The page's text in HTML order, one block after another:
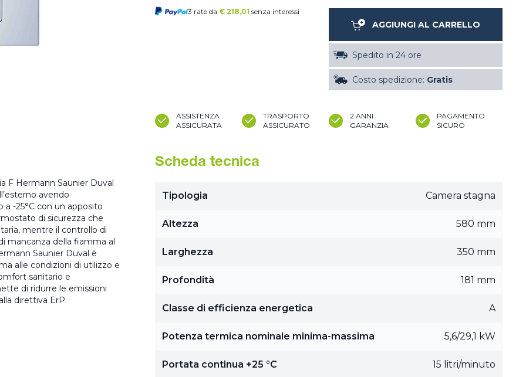
3 rate da € 218,01 senza interessi
AGGIUNGI AL CARRELLO
Spedito in 24 ore
Costo spedizione: Gratis
ASSISTENZA
ASSICURATA
TRASPORTO
ASSICURATO
2 ANNI
GARANZIA
PAGAMENTO
SICURO
F Hermann Saunier Duval
avendo
-25°C con un apposito
di sicurezza che
mentre il controllo di
mancanza della fiamma al
Saunier Duval è
alle condizioni di utilizzo e
sanitario e
di ridurre le emissioni
direttiva ErP.
Scheda tecnica
Tipologia Camera stagna
Altezza 580 mm
Larghezza 350 mm
Profondità 181 mm
Classe di efficienza energetica A
Potenza termica nominale minima-massima 5,6/29,1 kW
Portata continua +25 °C 15 litri/minuto